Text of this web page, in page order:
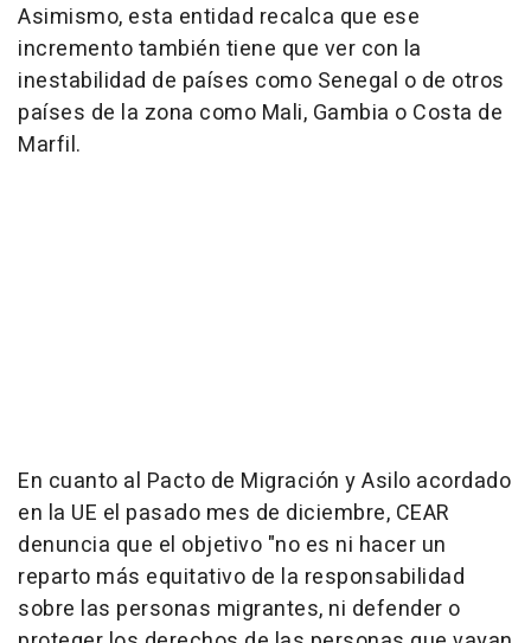
Asimismo, esta entidad recalca que ese
incremento también tiene que ver con la
inestabilidad de países como Senegal o de otros
países de la zona como Mali, Gambia o Costa de
Marfil.
En cuanto al Pacto de Migración y Asilo acordado
en la UE el pasado mes de diciembre, CEAR
denuncia que el objetivo "no es ni hacer un
reparto más equitativo de la responsabilidad
sobre las personas migrantes, ni defender o